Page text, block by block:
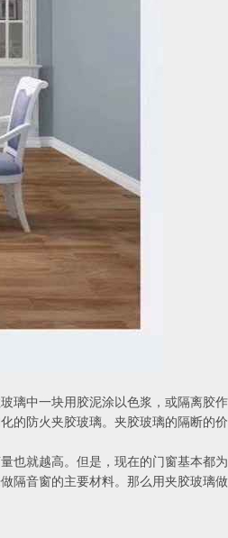
璃中一块用胶泥涂以色浆，或隔离胶
的防火夹胶玻璃。夹胶玻璃的隔断的
也就越高。但是，现在的门窗基本都
隔音窗的主要材料。那么用夹胶玻璃